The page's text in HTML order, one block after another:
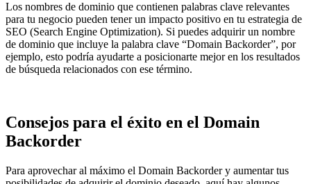
Los nombres de dominio que contienen palabras clave relevantes
para tu negocio pueden tener un impacto positivo en tu estrategia de
SEO (Search Engine Optimization). Si puedes adquirir un nombre
de dominio que incluye la palabra clave “Domain Backorder”, por
ejemplo, esto podría ayudarte a posicionarte mejor en los resultados
de búsqueda relacionados con ese término.
Consejos para el éxito en el Domain
Backorder
Para aprovechar al máximo el Domain Backorder y aumentar tus